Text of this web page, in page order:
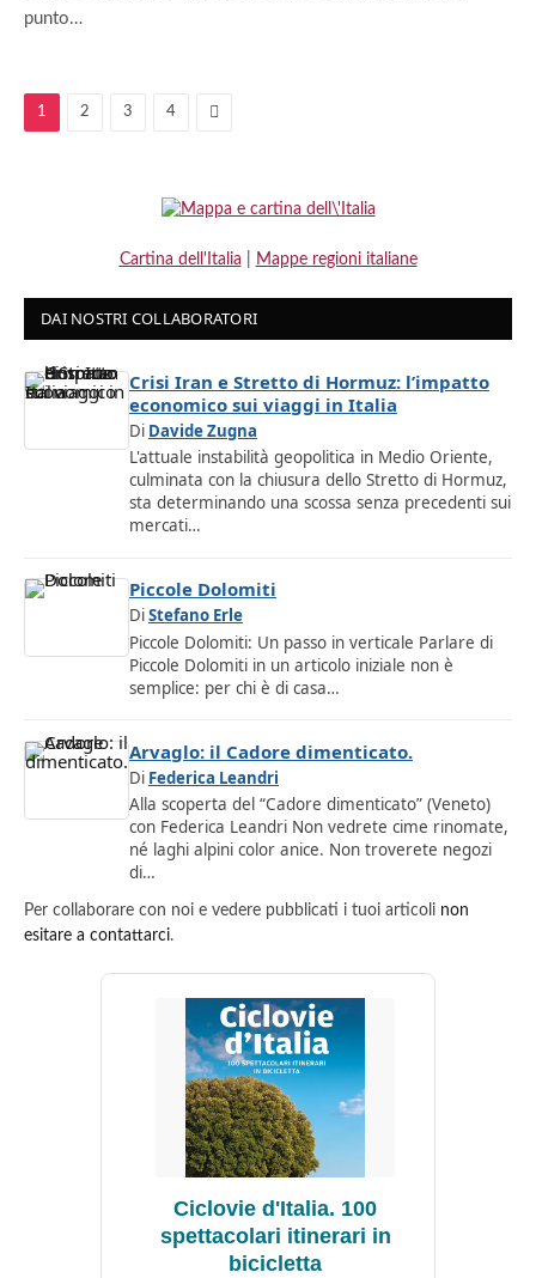
punto…
1 2 3 4 Next
Cartina dell'Italia Mappe regioni italiane
DAI NOSTRI COLLABORATORI
Crisi Iran e Stretto di Hormuz: l’impatto
economico sui viaggi in Italia
Di Davide Zugna
L'attuale instabilità geopolitica in Medio Oriente,
culminata con la chiusura dello Stretto di Hormuz,
sta determinando una scossa senza precedenti sui
mercati…
Piccole Dolomiti
DiStefano Erle
Piccole Dolomiti: Un passo in verticale Parlare di
Piccole Dolomiti in un articolo iniziale non è
semplice: per chi è di casa…
Arvaglo: il Cadore dimenticato.
Di Federica Leandri
Alla scoperta del “Cadore dimenticato” (Veneto)
con Federica Leandri Non vedrete cime rinomate,
né laghi alpini color anice. Non troverete negozi
di…
Per collaborare con noi e vedere pubblicati i tuoi articoli non
esitare a contattarci.
Ciclovie d'Italia. 100
spettacolari itinerari in
bicicletta